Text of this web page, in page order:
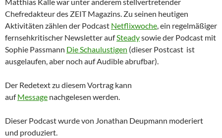
Chefredakteur des ZEIT Magazins. Zu seinen heutigen
Aktivitäten zählen der Podcast Netflixwoche, ein regelmäßiger
fernsehkritischer Newsletter aufSteadysowie der Podcast mit
Sophie Passmann Die Schaulustigen (dieser Postcast ist
ausgelaufen, aber noch auf Audible abrufbar).
Der Redetext zu diesem Vortrag kann
aufMessage nachgelesen werden.
Dieser Podcast wurde von Jonathan Deupmann moderiert
und produziert.